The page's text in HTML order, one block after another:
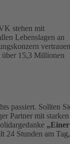
stehen mit
Lebenslagen an
vertrauen
15,3 Millionen
passiert. Sollten
Partner mit starken
„Einer
24 Stunden am Tag,